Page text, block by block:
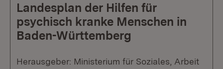
Landesplan der Hilfen für
psychisch kranke Menschen in
Baden-Württemberg
Herausgeber: Ministerium für Soziales, Arbeit